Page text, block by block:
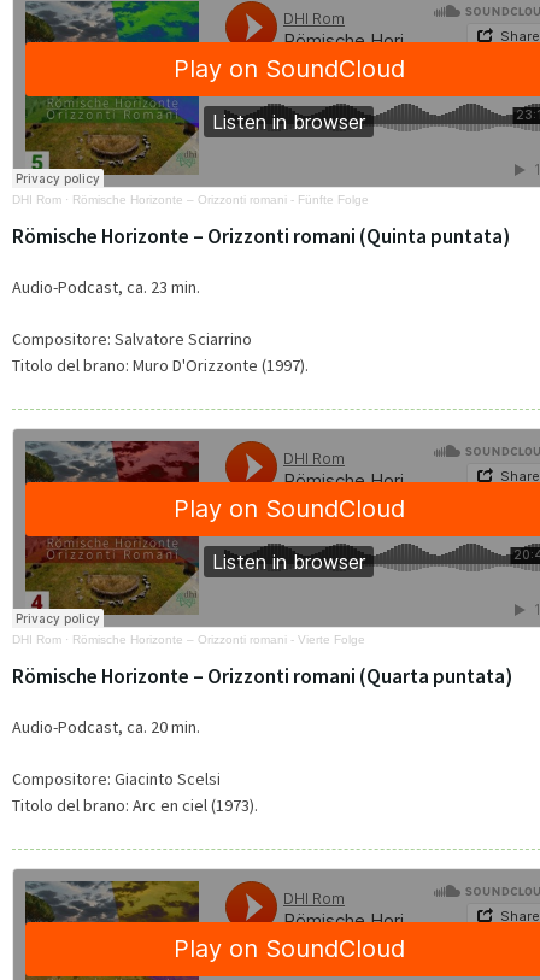
DHI Rom · Römische Horizonte – Orizzonti romani - Fünfte Folge
Römische Horizonte – Orizzonti romani (Quinta puntata)
Audio-Podcast, ca. 23 min.
Compositore: Salvatore Sciarrino
Titolo del brano: Muro D'Orizzonte (1997).
DHI Rom · Römische Horizonte – Orizzonti romani - Vierte Folge
Römische Horizonte – Orizzonti romani (Quarta puntata)
Audio-Podcast, ca. 20 min.
Compositore: Giacinto Scelsi
Titolo del brano: Arc en ciel (1973).